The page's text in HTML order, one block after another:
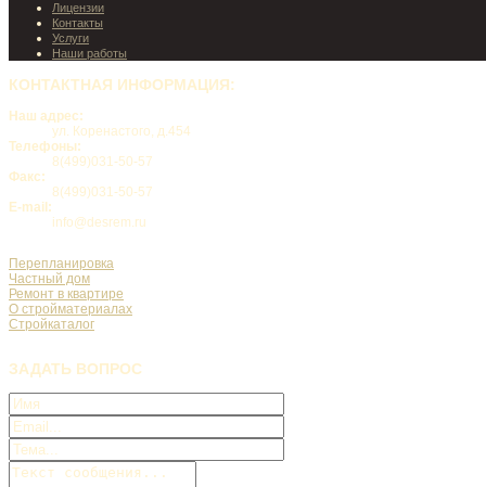
Лицензии
Контакты
Услуги
Наши работы
КОНТАКТНАЯ ИНФОРМАЦИЯ:
Наш адрес:
ул. Коренастого, д.454
Телефоны:
8(499)031-50-57
Факс:
8(499)031-50-57
E-mail:
info@desrem.ru
Перепланировка
Частный дом
Ремонт в квартире
О стройматериалах
Стройкаталог
ЗАДАТЬ ВОПРОС